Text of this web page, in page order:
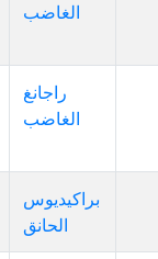
الغاضب
راجانغ
الغاضب
براكيديوس
الحانق